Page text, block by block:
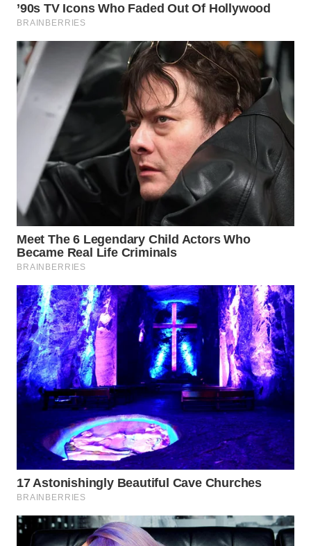
WN
KEPULAUAN
SERIBU
WN
TANGERANG
BINJAI
WN
CIREBON
WN
INDRAMAYU
WN
KUNINGAN
WN
MAJALENGKA
WN
SUBANG
WN
SUKABUMI
WN
PURWAKARTA